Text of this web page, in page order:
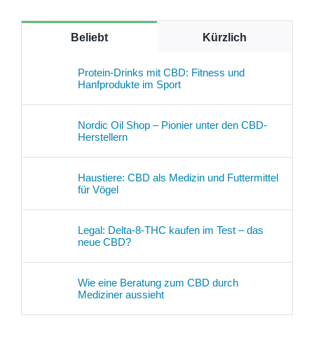
Beliebt Kürzlich
Protein-Drinks mit CBD: Fitness und
Hanfprodukte im Sport
Nordic Oil Shop – Pionier unter den CBD-
Herstellern
Haustiere: CBD als Medizin und Futtermittel
für Vögel
Legal: Delta-8-THC kaufen im Test – das
neue CBD?
Wie eine Beratung zum CBD durch
Mediziner aussieht